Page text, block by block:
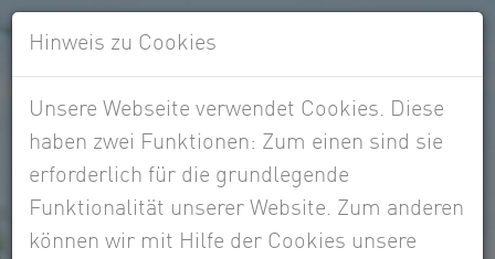
Hinweis zu Cookies
Unsere Webseite verwendet Cookies. Diese
haben zwei Funktionen: Zum einen sind sie
erforderlich für die grundlegende
Funktionalität unserer Website. Zum anderen
können wir mit Hilfe der Cookies unsere